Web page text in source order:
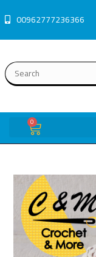
00962777236366
0